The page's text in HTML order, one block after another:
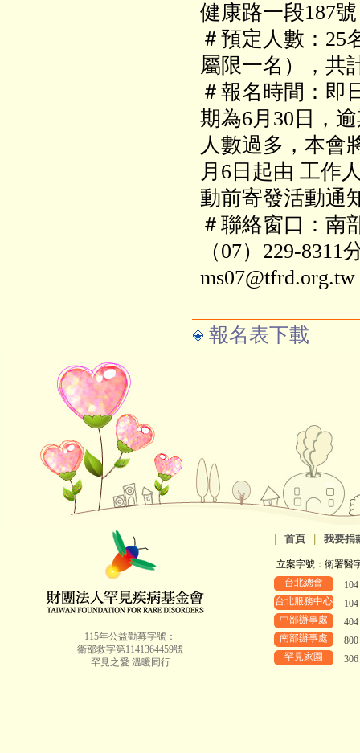
健康路一段187
＃預定人數：25
屬限一名），共
＃報名時間：即
期為6月30日 ，
人數過多，本會
月6日起由 工作
動前寄發活動通
＃聯絡窗口：南
（07）229-8311
ms07@tfrd.org.tw
報名表下載
115年公益勸募字號：
衛部救字第1141364459號
罕見之愛 溫暖同行
首頁 我要捐
立案字號：衛署醫
台北總會
台北服務中心
中部辦事處
南部辦事處
罕見家園